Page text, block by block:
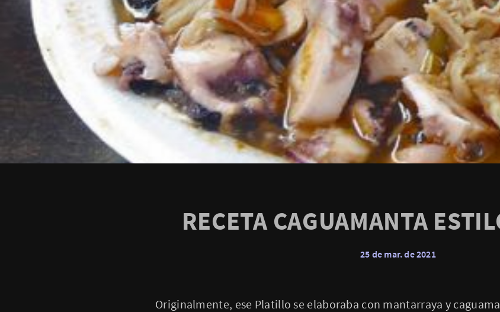
RECETA CAGUAMANTA
25 de mar. de 2021
Originalmente, ese Platillo se elaboraba con mantarraya y